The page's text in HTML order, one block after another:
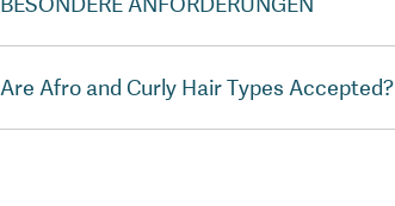
Are Afro and Curly Hair Types Accepted?